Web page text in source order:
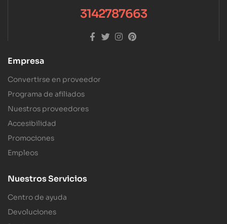
3142787663
Empresa
Convertirse en proveedor
Programa de afiliados
Nuestros proveedores
Accesibilidad
Promociones
Empleos
Nuestros Servicios
Centro de ayuda
Devoluciones